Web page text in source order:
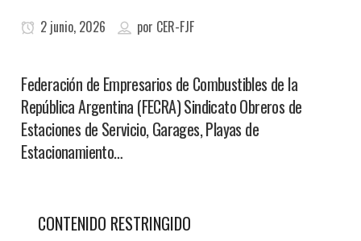
2 junio, 2026 por CER-FJF
Federación de Empresarios de Combustibles de la
República Argentina (FECRA) Sindicato Obreros de
Estaciones de Servicio, Garages, Playas de
Estacionamiento…
CONTENIDO RESTRINGIDO